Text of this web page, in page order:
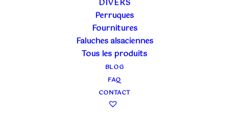
DIVERS
Perruques
Fournitures
Faluches alsaciennes
Tous les produits
BLOG
FAQ
CONTACT
COUP DE CŒUR POUR LA DENTELLE